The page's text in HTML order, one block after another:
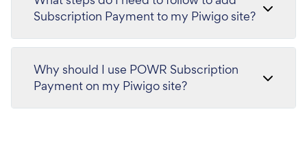
Subscription Payment to my Piwigo site?
Why should I use POWR Subscription
Payment on my Piwigo site?